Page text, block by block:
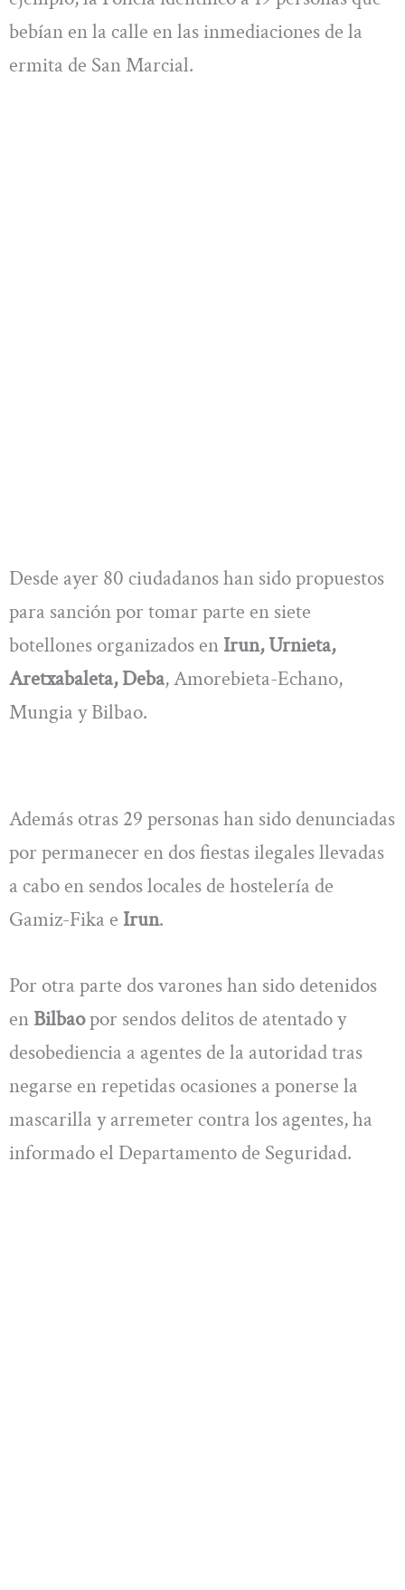
bebían en la calle en las inmediaciones de la
ermita de San Marcial.
Desde ayer 80 ciudadanos han sido propuestos
para sanción por tomar parte en siete
botellones organizados en Irun, Urnieta,
Aretxabaleta, Deba, Amorebieta-Echano,
Mungia y Bilbao.
Además otras 29 personas han sido denunciadas
por permanecer en dos fiestas ilegales llevadas
a cabo en sendos locales de hostelería de
Gamiz-Fika e Irun.
Por otra parte dos varones han sido detenidos
en Bilbaopor sendos delitos de atentado y
desobediencia a agentes de la autoridad tras
negarse en repetidas ocasiones a ponerse la
mascarilla y arremeter contra los agentes, ha
informado el Departamento de Seguridad.